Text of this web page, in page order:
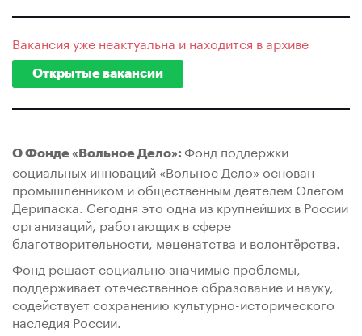
Вакансия уже неактуальна и находится в архиве
Открытые вакансии
О Фонде «Вольное Дело»: Фонд поддержки
социальных инноваций «Вольное Дело» основан
промышленником и общественным деятелем Олегом
Дерипаска. Сегодня это одна из крупнейших в России
организаций, работающих в сфере
благотворительности, меценатства и волонтёрства.
Фонд решает социально значимые проблемы,
поддерживает отечественное образование и науку,
содействует сохранению культурно-исторического
наследия России.